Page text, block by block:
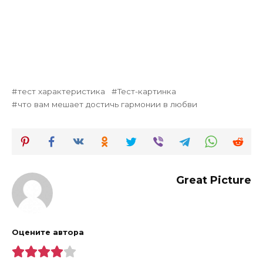
тест характеристика
Тест-картинка
что вам мешает достичь гармонии в любви
Great Picture
Оцените автора